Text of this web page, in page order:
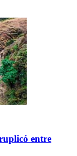
entre